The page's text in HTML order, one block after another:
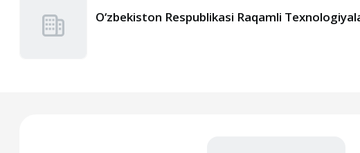
O‘zbekiston Respublikasi Raqamli